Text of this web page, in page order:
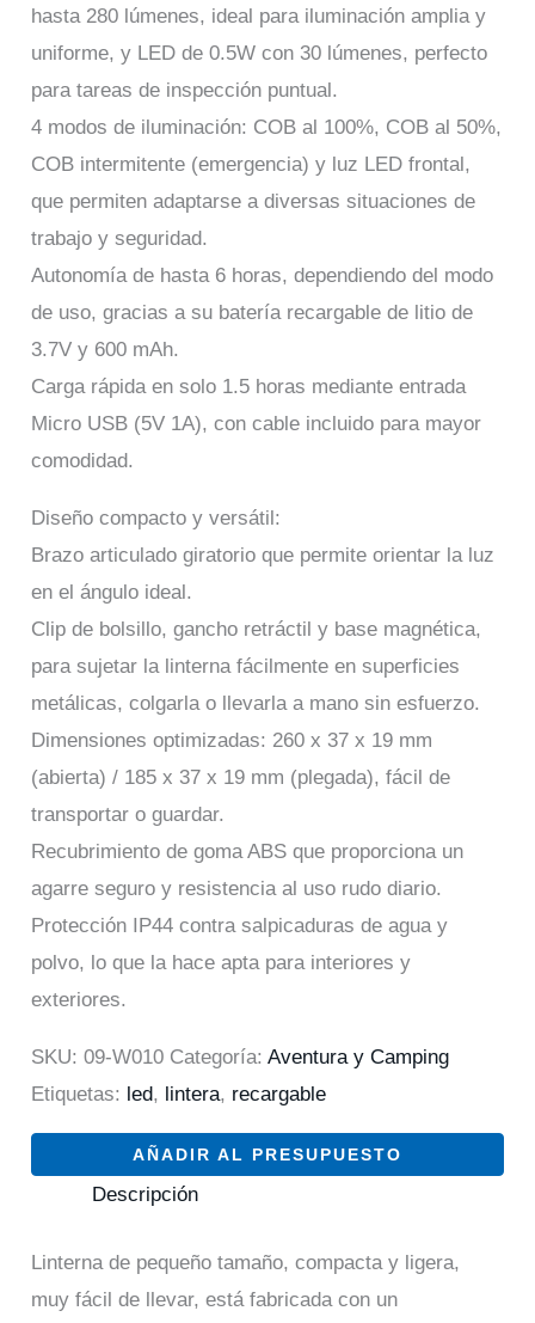
hasta 280 lúmenes, ideal para iluminación amplia y
uniforme, y LED de 0.5W con 30 lúmenes, perfecto
para tareas de inspección puntual.
4 modos de iluminación: COB al 100%, COB al 50%,
COB intermitente (emergencia) y luz LED frontal,
que permiten adaptarse a diversas situaciones de
trabajo y seguridad.
Autonomía de hasta 6 horas, dependiendo del modo
de uso, gracias a su batería recargable de litio de
3.7V y 600 mAh.
Carga rápida en solo 1.5 horas mediante entrada
Micro USB (5V 1A), con cable incluido para mayor
comodidad.
Diseño compacto y versátil:
Brazo articulado giratorio que permite orientar la luz
en el ángulo ideal.
Clip de bolsillo, gancho retráctil y base magnética,
para sujetar la linterna fácilmente en superficies
metálicas, colgarla o llevarla a mano sin esfuerzo.
Dimensiones optimizadas: 260 x 37 x 19 mm
(abierta) / 185 x 37 x 19 mm (plegada), fácil de
transportar o guardar.
Recubrimiento de goma ABS que proporciona un
agarre seguro y resistencia al uso rudo diario.
Protección IP44 contra salpicaduras de agua y
polvo, lo que la hace apta para interiores y
exteriores.
SKU:09-W010 Categoría:Aventura y Camping
Etiquetas: led, lintera, recargable
AÑADIR AL PRESUPUESTO
Descripción
Linterna de pequeño tamaño, compacta y ligera,
muy fácil de llevar, está fabricada con un